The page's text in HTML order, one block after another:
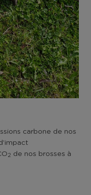
carbone de nos
2 de nos brosses à